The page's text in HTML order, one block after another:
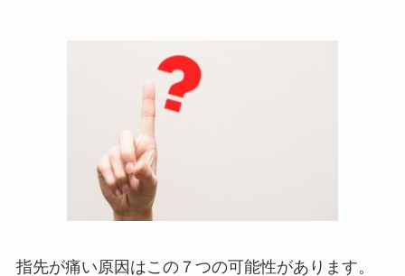
指先が痛い原因はこの７つの可能性があります。